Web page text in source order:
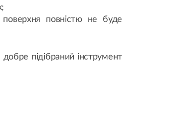
повністю не буде
підібраний інструмент